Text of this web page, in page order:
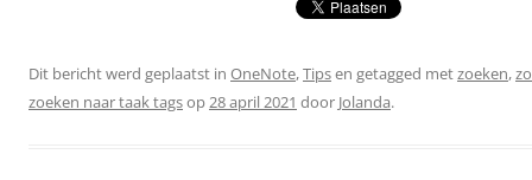
Dit bericht werd geplaatst in OneNote,Tipsen getagged metzoeken,
zoeken naar taak tagsop28 april 2021 door Jolanda.